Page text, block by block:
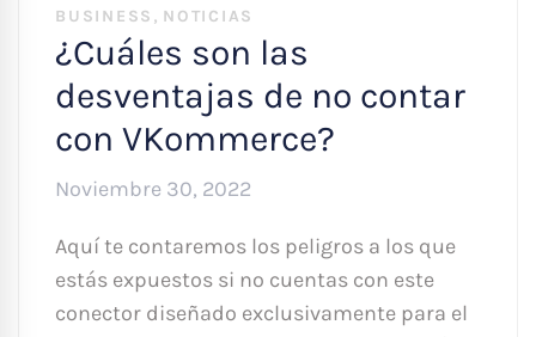
BUSINESS , NOTICIAS
¿Cuáles son las
desventajas de no contar
con VKommerce?
Noviembre 30, 2022
Aquí te contaremos los peligros a los que
estás expuestos si no cuentas con este
conector diseñado exclusivamente para el